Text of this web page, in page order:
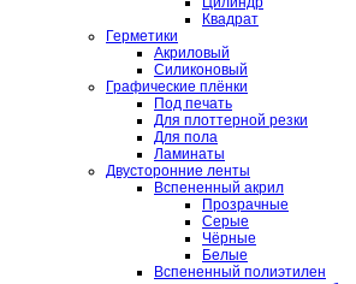
Квадрат
Герметики
Акриловый
Силиконовый
Графические плёнки
Под печать
Для плоттерной резки
Для пола
Ламинаты
Двусторонние ленты
Вспененный акрил
Прозрачные
Серые
Чёрные
Белые
Вспененный полиэтилен